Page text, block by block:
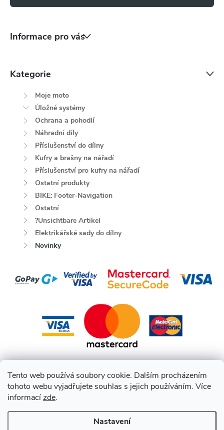
Tento web používá soubory cookie. Dalším procházením
tohoto webu vyjadřujete souhlas s jejich používáním. Více
informacízde.
Nastavení
Informace pro vás
Kategorie
Moje moto
Úložné systémy
Ochrana a pohodlí
Náhradní díly
Příslušenství do dílny
Kufry a brašny na nářadí
Příslušenství pro kufry na nářadí
Ostatní produkty
BIKE: Footer-Navigation
Ostatní
?Unsichtbare Artikel
Elektrikářské sady do dílny
Novinky